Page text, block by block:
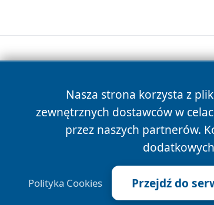
Nasza strona korzysta z
zewnętrznych dostawców w
przez naszych partnerów.
Polityka Cookies Przejdź do